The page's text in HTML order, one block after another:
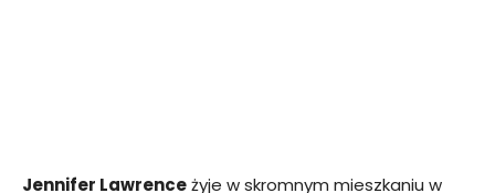
Jennifer Lawrenceżyje w skromnym mieszkaniu w